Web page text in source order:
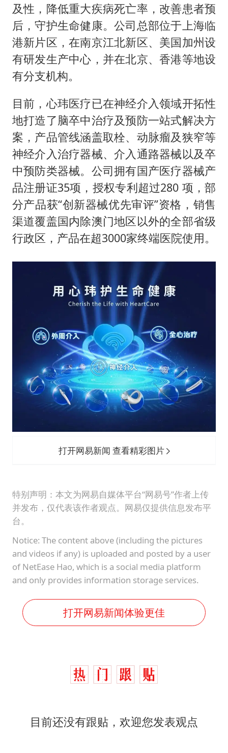
及性，降低重大疾病死亡率，改善患者预
后，守护生命健康。公司总部位于上海临
港新片区，在南京江北新区、美国加州设
有研发生产中心，并在北京、香港等地设
有分支机构。
目前，心玮医疗已在神经介入领域开拓性
地打造了脑卒中治疗及预防一站式解决方
案，产品管线涵盖取栓、动脉瘤及狭窄等
神经介入治疗器械、介入通路器械以及卒
中预防类器械。公司拥有国产医疗器械产
品注册证35项，授权专利超过280 项，部
分产品获“创新器械优先审评”资格，销售
渠道覆盖国内除澳门地区以外的全部省级
行政区，产品在超3000家终端医院使用。
打开网易新闻 查看精彩图片
特别声明：本文为网易自媒体平台“网易号”作者上传
并发布，仅代表该作者观点。网易仅提供信息发布平
台。
Notice: The content above (including the pictures
and videos if any) is uploaded and posted by a user
of NetEase Hao, which is a social media platform
and only provides information storage services.
打开网易新闻体验更佳
目前还没有跟贴，欢迎您发表观点